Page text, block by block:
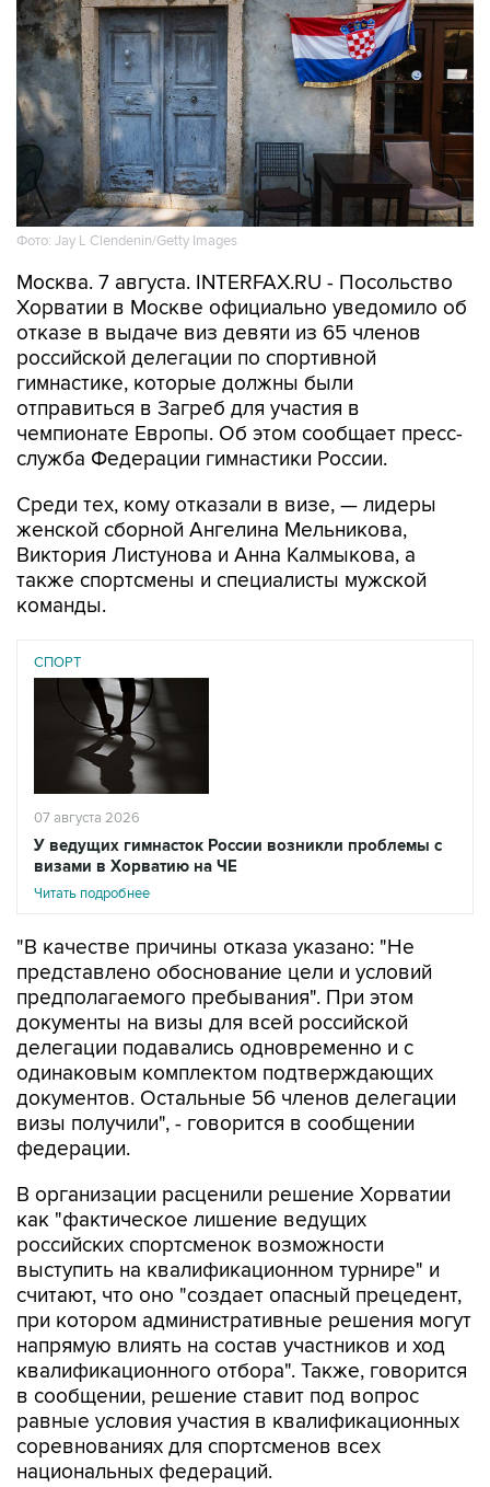
Фото: Jay L Clendenin/Getty Images
Москва. 7 августа. INTERFAX.RU - Посольство
Хорватии в Москве официально уведомило об
отказе в выдаче виз девяти из 65 членов
российской делегации по спортивной
гимнастике, которые должны были
отправиться в Загреб для участия в
чемпионате Европы. Об этом сообщает пресс-
служба Федерации гимнастики России.
Среди тех, кому отказали в визе, — лидеры
женской сборной Ангелина Мельникова,
Виктория Листунова и Анна Калмыкова, а
также спортсмены и специалисты мужской
команды.
СПОРТ
07 августа 2026
У ведущих гимнасток России возникли проблемы с
визами в Хорватию на ЧЕ
Читать подробнее
"В качестве причины отказа указано: "Не
представлено обоснование цели и условий
предполагаемого пребывания". При этом
документы на визы для всей российской
делегации подавались одновременно и с
одинаковым комплектом подтверждающих
документов. Остальные 56 членов делегации
визы получили", - говорится в сообщении
федерации.
В организации расценили решение Хорватии
как "фактическое лишение ведущих
российских спортсменок возможности
выступить на квалификационном турнире" и
считают, что оно "создает опасный прецедент,
при котором административные решения могут
напрямую влиять на состав участников и ход
квалификационного отбора". Также, говорится
в сообщении, решение ставит под вопрос
равные условия участия в квалификационных
соревнованиях для спортсменов всех
национальных федераций.